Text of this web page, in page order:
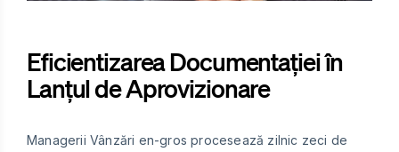
Eficientizarea Documentației în
Lanțul de Aprovizionare
Managerii Vânzări en-gros procesează zilnic zeci de